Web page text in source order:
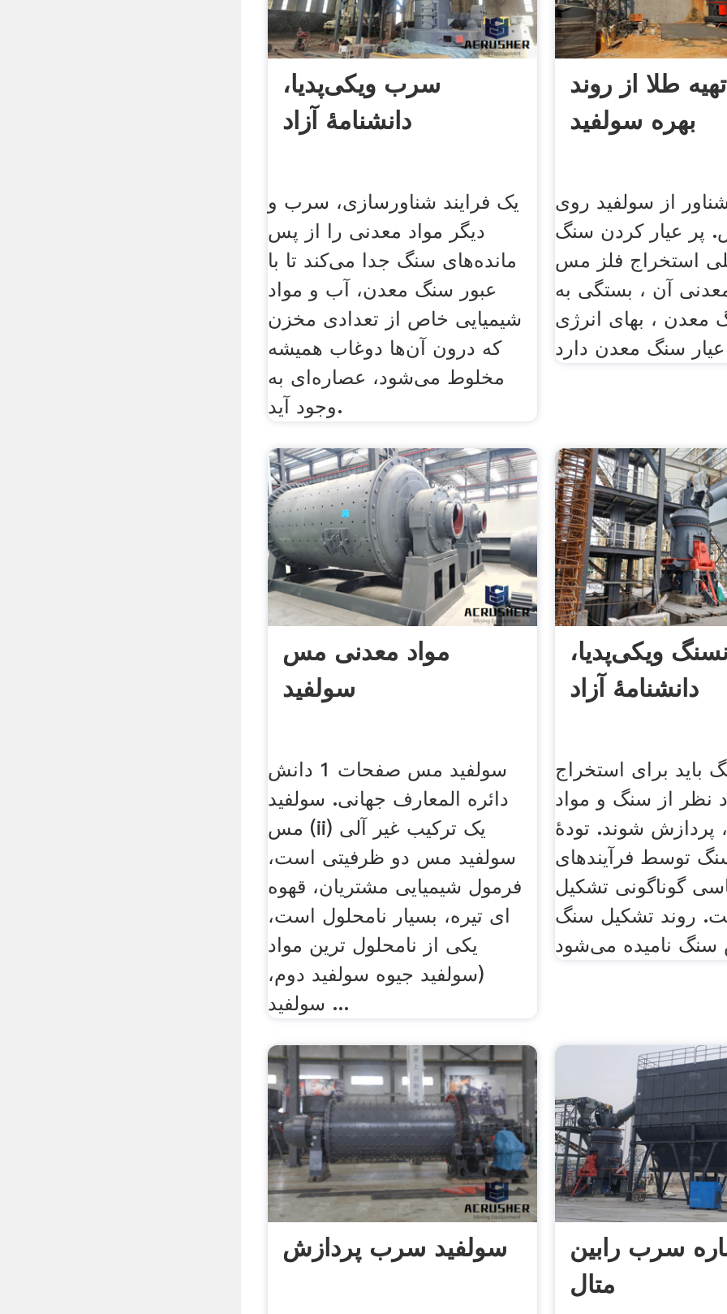
سرب ویکی‌پدیا،
دانشنامهٔ آزاد
یک فرایند شناورسازی، سرب و
دیگر مواد معدنی را از پس
مانده‌های سنگ جدا می‌کند تا با
عبور سنگ معدن، آب و مواد
شیمیایی خاص از تعدادی مخزن
که درون آن‌ها دوغاب همیشه
مخلوط می‌شود، عصاره‌ای به
وجود آید.
طلا از روند
بهره سولفید
از سولفید روی
عیار کردن سنگ
استخراج فلز مس
آن ، بستگی به
معدن ، بهای انرژی
مواد معدنی مس
سولفید
سولفید مس صفحات 1 دانش
دائره المعارف جهانی. سولفید
مس (ii) یک ترکیب غیر آلی
سولفید مس دو ظرفیتی است،
فرمول شیمیایی مشتریان، قهوه
ای تیره، بسیار نامحلول است،
یکی از نامحلول ترین مواد
(سولفید جیوه سولفید دوم،
سولفید ...
ویکی‌پدیا،
دانشنامهٔ آزاد
باید برای استخراج
نظر از سنگ و مواد
پردازش شوند. تودهٔ
توسط فرآیندهای
گوناگونی تشکیل
روند تشکیل سنگ
سولفید سرب پردازش
سرب رابین
متال